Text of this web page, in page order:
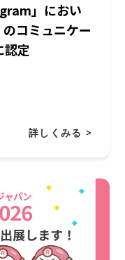
」におい
コミュニケー
認定
詳しくみる >